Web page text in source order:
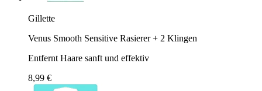
Gillette
Venus Smooth Sensitive Rasierer + 2 Klingen
Entfernt Haare sanft und effektiv
8,99 €